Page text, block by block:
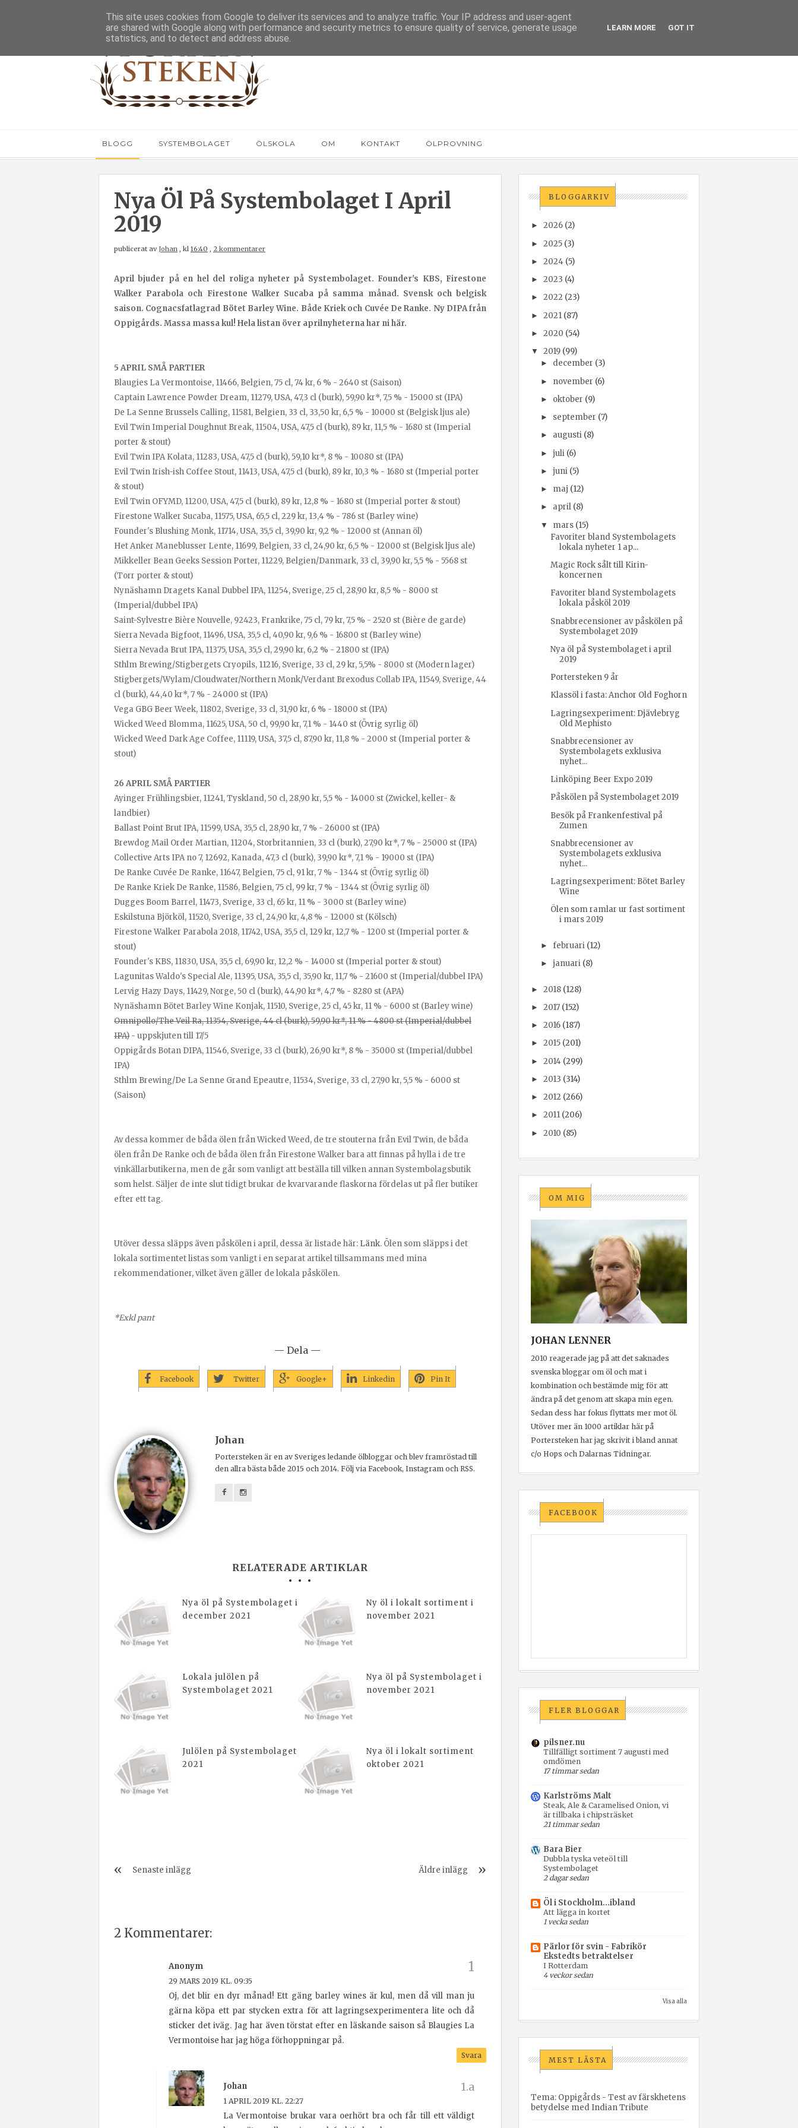
BLOGG SYSTEMBOLAGET ÖLSKOLA OM KONTAKT ÖLPROVNING
Nya Öl På Systembolaget I April
2019
publicerat avJohan , kl 16:40 , 2 kommentarer
April bjuder på en hel del roliga nyheter på Systembolaget. Founder's KBS, Firestone
Walker Parabola och Firestone Walker Sucaba på samma månad. Svensk och belgisk
saison. Cognacsfatlagrad Bötet Barley Wine. Både Kriek och Cuvée De Ranke. Ny DIPA från
Oppigårds. Massa massa kul! Hela listan över aprilnyheterna har ni här.
5 APRIL SMÅ PARTIER
Blaugies La Vermontoise, 11466, Belgien, 75 cl, 74 kr, 6 % - 2640 st (Saison)
Captain Lawrence Powder Dream, 11279, USA, 47,3 cl (burk), 59,90 kr*, 7,5 % - 15000 st (IPA)
De La Senne Brussels Calling, 11581, Belgien, 33 cl, 33,50 kr, 6,5 % - 10000 st (Belgisk ljus ale)
Evil Twin Imperial Doughnut Break, 11504, USA, 47,5 cl (burk), 89 kr, 11,5 % - 1680 st (Imperial
porter & stout)
Evil Twin IPA Kolata, 11283, USA, 47,5 cl (burk), 59,10 kr*, 8 % - 10080 st (IPA)
Evil Twin Irish-ish Coffee Stout, 11413, USA, 47,5 cl (burk), 89 kr, 10,3 % - 1680 st (Imperial porter
& stout)
Evil Twin OFYMD, 11200, USA, 47,5 cl (burk), 89 kr, 12,8 % - 1680 st (Imperial porter & stout)
Firestone Walker Sucaba, 11575, USA, 65,5 cl, 229 kr, 13,4 % - 786 st (Barley wine)
Founder's Blushing Monk, 11714, USA, 35,5 cl, 39,90 kr, 9,2 % - 12000 st (Annan öl)
Het Anker Maneblusser Lente, 11699, Belgien, 33 cl, 24,90 kr, 6,5 % - 12000 st (Belgisk ljus ale)
Mikkeller Bean Geeks Session Porter, 11229, Belgien/Danmark, 33 cl, 39,90 kr, 5,5 % - 5568 st
(Torr porter & stout)
Nynäshamn Dragets Kanal Dubbel IPA, 11254, Sverige, 25 cl, 28,90 kr, 8,5 % - 8000 st
(Imperial/dubbel IPA)
Saint-Sylvestre Bière Nouvelle, 92423, Frankrike, 75 cl, 79 kr, 7,5 % - 2520 st (Bière de garde)
Sierra Nevada Bigfoot, 11496, USA, 35,5 cl, 40,90 kr, 9,6 % - 16800 st (Barley wine)
Sierra Nevada Brut IPA, 11375, USA, 35,5 cl, 29,90 kr, 6,2 % - 21800 st (IPA)
Sthlm Brewing/Stigbergets Cryopils, 11216, Sverige, 33 cl, 29 kr, 5,5% - 8000 st (Modern lager)
Stigbergets/Wylam/Cloudwater/Northern Monk/Verdant Brexodus Collab IPA, 11549, Sverige, 44
cl (burk), 44,40 kr*, 7 % - 24000 st (IPA)
Vega GBG Beer Week, 11802, Sverige, 33 cl, 31,90 kr, 6 % - 18000 st (IPA)
Wicked Weed Blomma, 11625, USA, 50 cl, 99,90 kr, 7,1 % - 1440 st (Övrig syrlig öl)
Wicked Weed Dark Age Coffee, 11119, USA, 37,5 cl, 87,90 kr, 11,8 % - 2000 st (Imperial porter &
stout)
26 APRIL SMÅ PARTIER
Ayinger Frühlingsbier, 11241, Tyskland, 50 cl, 28,90 kr, 5,5 % - 14000 st (Zwickel, keller- &
landbier)
Ballast Point Brut IPA, 11599, USA, 35,5 cl, 28,90 kr, 7 % - 26000 st (IPA)
Brewdog Mail Order Martian, 11204, Storbritannien, 33 cl (burk), 27,90 kr*, 7 % - 25000 st (IPA)
Collective Arts IPA no 7, 12692, Kanada, 47,3 cl (burk), 39,90 kr*, 7,1 % - 19000 st (IPA)
De Ranke Cuvée De Ranke, 11647, Belgien, 75 cl, 91 kr, 7 % - 1344 st (Övrig syrlig öl)
De Ranke Kriek De Ranke, 11586, Belgien, 75 cl, 99 kr, 7 % - 1344 st (Övrig syrlig öl)
Dugges Boom Barrel, 11473, Sverige, 33 cl, 65 kr, 11 % - 3000 st (Barley wine)
Eskilstuna Björköl, 11520, Sverige, 33 cl, 24,90 kr, 4,8 % - 12000 st (Kölsch)
Firestone Walker Parabola 2018, 11742, USA, 35,5 cl, 129 kr, 12,7 % - 1200 st (Imperial porter &
stout)
Founder's KBS, 11830, USA, 35,5 cl, 69,90 kr, 12,2 % - 14000 st (Imperial porter & stout)
Lagunitas Waldo's Special Ale, 11395, USA, 35,5 cl, 35,90 kr, 11,7 % - 21600 st (Imperial/dubbel IPA)
Lervig Hazy Days, 11429, Norge, 50 cl (burk), 44,90 kr*, 4,7 % - 8280 st (APA)
Nynäshamn Bötet Barley Wine Konjak, 11510, Sverige, 25 cl, 45 kr, 11 % - 6000 st (Barley wine)
Omnipollo/The Veil Ra, 11354, Sverige, 44 cl (burk), 59,90 kr*, 11 % - 4800 st (Imperial/dubbel
IPA) - uppskjuten till 17/5
Oppigårds Botan DIPA, 11546, Sverige, 33 cl (burk), 26,90 kr*, 8 % - 35000 st (Imperial/dubbel
IPA)
Sthlm Brewing/De La Senne Grand Epeautre, 11534, Sverige, 33 cl, 27,90 kr, 5,5 % - 6000 st
(Saison)
Av dessa kommer de båda ölen från Wicked Weed, de tre stouterna från Evil Twin, de båda
ölen från De Ranke och de båda ölen från Firestone Walker bara att finnas på hylla i de tre
vinkällarbutikerna, men de går som vanligt att beställa till vilken annan Systembolagsbutik
som helst. Säljer de inte slut tidigt brukar de kvarvarande flaskorna fördelas ut på fler butiker
efter ett tag.
Utöver dessa släpps även påskölen i april, dessa är listade här: Länk. Ölen som släpps i det
lokala sortimentet listas som vanligt i en separat artikel tillsammans med mina
rekommendationer, vilket även gäller de lokala påskölen.
*Exkl pant
— Dela —
Facebook Twitter Google+ Linkedin Pin It
Johan
Portersteken är en av Sveriges ledande ölbloggar och blev framröstad till
den allra bästa både 2015 och 2014. Följ via Facebook, Instagram och RSS.
RELATERADE ARTIKLAR
Nya öl på Systembolaget i
december 2021
Ny öl i lokalt sortiment i
november 2021
Lokala julölen på
Systembolaget 2021
Nya öl på Systembolaget i
november 2021
Julölen på Systembolaget
2021
Nya öl i lokalt sortiment
oktober 2021
Senaste inlägg Äldre inlägg
2 Kommentarer:
Anonym
29 MARS 2019 KL. 09:35
Oj, det blir en dyr månad! Ett gäng barley wines är kul, men då vill man ju
gärna köpa ett par stycken extra för att lagringsexperimentera lite och då
sticker det iväg. Jag har även törstat efter en läskande saison så Blaugies La
Vermontoise har jag höga förhoppningar på.
Svara
Johan
1 APRIL 2019 KL. 22:27
La Vermontoise brukar vara oerhört bra och får till ett väldigt
BLOGGARKIV
►2026 (2)
►2025 (3)
►2024 (5)
►2023 (4)
►2022 (23)
►2021 (87)
►2020 (54)
▼ 2019 (99)
► december (3)
► november (6)
► oktober (9)
► september (7)
► augusti (8)
► juli (6)
► juni (5)
► maj (12)
► april (8)
▼ mars (15)
Favoriter bland Systembolagets
lokala nyheter 1 ap...
Magic Rock sålt till Kirin-
koncernen
Favoriter bland Systembolagets
lokala påsköl 2019
Snabbrecensioner av påskölen på
Systembolaget 2019
Nya öl på Systembolaget i april
2019
Portersteken 9 år
Klassöl i fasta: Anchor Old Foghorn
Lagringsexperiment: Djävlebryg
Old Mephisto
Snabbrecensioner av
Systembolagets exklusiva
nyhet...
Linköping Beer Expo 2019
Påskölen på Systembolaget 2019
Besök på Frankenfestival på
Zumen
Snabbrecensioner av
Systembolagets exklusiva
nyhet...
Lagringsexperiment: Bötet Barley
Wine
Ölen som ramlar ur fast sortiment
i mars 2019
► februari (12)
► januari (8)
►2018 (128)
►2017 (152)
►2016 (187)
►2015 (201)
►2014 (299)
►2013 (314)
►2012 (266)
►2011 (206)
►2010 (85)
OM MIG
JOHAN LENNER
2010 reagerade jag på att det saknades
svenska bloggar om öl och mat i
kombination och bestämde mig för att
ändra på det genom att skapa min egen.
Sedan dess har fokus flyttats mer mot öl.
Utöver mer än 1000 artiklar här på
Portersteken har jag skrivit i bland annat
c/o Hops och Dalarnas Tidningar.
FACEBOOK
FLER BLOGGAR
pilsner.nu
Tillfälligt sortiment 7 augusti med
omdömen
17 timmar sedan
Karlströms Malt
Steak, Ale & Caramelised Onion, vi
är tillbaka i chipsträsket
21 timmar sedan
Bara Bier
Dubbla tyska veteöl till
Systembolaget
2 dagar sedan
Öl i Stockholm...ibland
Att lägga in kortet
1 vecka sedan
Pärlor för svin - Fabrikör
Ekstedts betraktelser
I Rotterdam
4 veckor sedan
Visa alla
MEST LÄSTA
Tema: Oppigårds - Test av färskhetens
betydelse med Indian Tribute
This site uses cookies from Google to deliver its services and to analyze traffic. Your IP address and user-agent
are shared with Google along with performance and security metrics to ensure quality of service, generate usage
statistics, and to detect and address abuse.
LEARN MORE GOT IT